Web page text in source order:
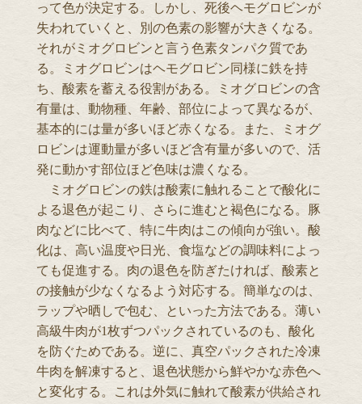
って色が決定する。しかし、死後ヘモグロビンが
失われていくと、別の色素の影響が大きくなる。
それがミオグロビンと言う色素タンパク質であ
る。ミオグロビンはヘモグロビン同様に鉄を持
ち、酸素を蓄える役割がある。ミオグロビンの含
有量は、動物種、年齢、部位によって異なるが、
基本的には量が多いほど赤くなる。また、ミオグ
ロビンは運動量が多いほど含有量が多いので、活
発に動かす部位ほど色味は濃くなる。
ミオグロビンの鉄は酸素に触れることで酸化に
よる退色が起こり、さらに進むと褐色になる。豚
肉などに比べて、特に牛肉はこの傾向が強い。酸
化は、高い温度や日光、食塩などの調味料によっ
ても促進する。肉の退色を防ぎたければ、酸素と
の接触が少なくなるよう対応する。簡単なのは、
ラップや晒しで包む、といった方法である。薄い
高級牛肉が1枚ずつパックされているのも、酸化
を防ぐためである。逆に、真空パックされた冷凍
牛肉を解凍すると、退色状態から鮮やかな赤色へ
と変化する。これは外気に触れて酸素が供給され